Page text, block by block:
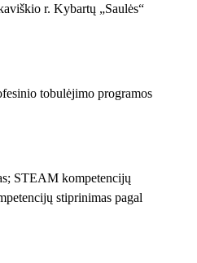
r. Kybartų „Saulės“
tobulėjimo programos
STEAM kompetencijų
stiprinimas pagal